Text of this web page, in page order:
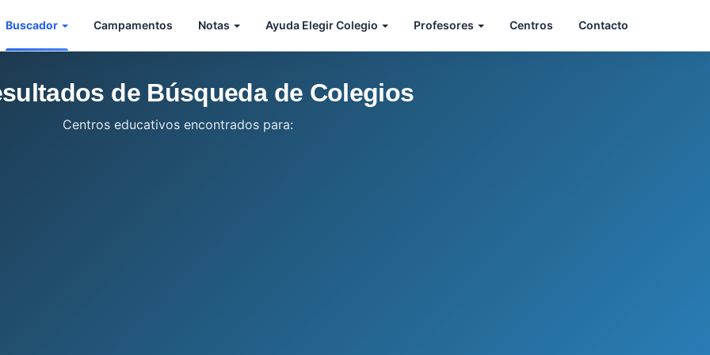
Buscador Campamentos Notas Ayuda Elegir Colegio Profesores Centros Contacto
de Búsqueda de Colegios
Centros educativos encontrados para: